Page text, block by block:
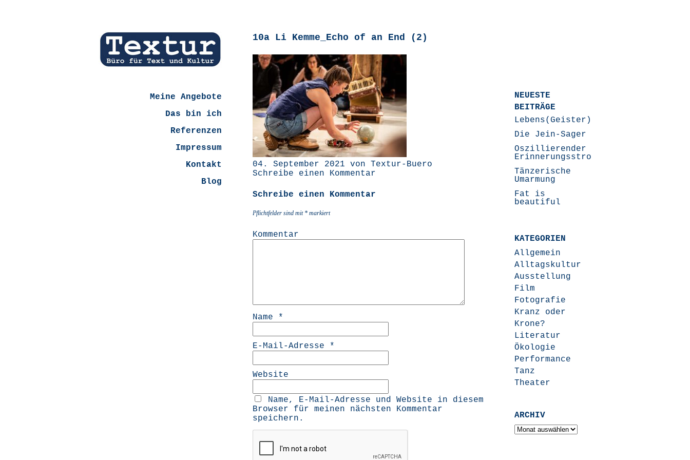
Meine Angebote
Das bin ich
Referenzen
Impressum
Kontakt
Blog
10a Li Kemme_Echo of an End (2)
04. September 2021 von Textur-Buero
Schreibe einen Kommentar
Schreibe einen Kommentar
Pflichtfelder sind mit * markiert
Kommentar
Name *
E-Mail-Adresse *
Website
Name, E-Mail-Adresse und Website in diesem
Browser für meinen nächsten Kommentar
speichern.
NEUESTE
BEITRÄGE
Lebens(Geister)Geschichten
Die Jein-Sager
Oszillierender
Erinnerungsstrom
Tänzerische
Umarmung
Fat is
beautiful
KATEGORIEN
Allgemein
Alltagskultur
Ausstellung
Film
Fotografie
Kranz oder
Krone?
Literatur
Ökologie
Performance
Tanz
Theater
ARCHIV
Archiv